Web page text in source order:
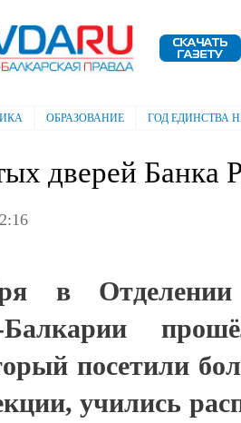
ОБРАЗОВАНИЕ ГОД ЕДИНСТВА
дверей Банка
в
Балкарии
посетили
учились